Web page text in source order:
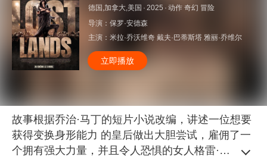
德国,加拿大,美国 · 2025 · 动作 奇幻 冒险
导演： 保罗·安德森
主演： 米拉·乔沃维奇 戴夫·巴蒂斯塔 雅丽·乔维尔
立即播放
故事根据乔治·马丁的短片小说改编，讲述一位想要
获得变换身形能力 的皇后做出大胆尝试，雇佣了一
个拥有强大力量，并且令人恐惧的女人格雷·阿里